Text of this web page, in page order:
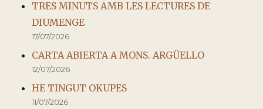
TRES MINUTS AMB LES LECTURES DE
DIUMENGE
17/07/2026
CARTA ABIERTA A MONS. ARGÜELLO
12/07/2026
HE TINGUT OKUPES
11/07/2026